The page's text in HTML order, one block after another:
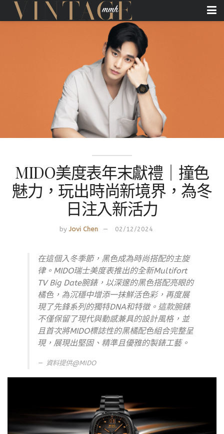
MIDO美度表年末獻禮｜撞色
魅力，玩出時尚新境界，為冬
日注入新活力
by Jovi Chen 02/12/2024
在這個入冬季節，黑色成為時尚搭配的主旋
律。MIDO瑞士美度表推出的全新Multifort
TV Big Date腕錶，以深邃的黑色搭配亮眼的
橘色，為沉穩中增添一抹鮮活色彩，再度展
現了先鋒系列的獨特DNA和特徵。這款腕錶
不僅保留了現代與動感兼具的設計風格，並
且首次將MIDO標誌性的黑橘配色組合完整呈
現，展現出堅固、精準且優雅的製錶工藝。
資料提供@MIDO